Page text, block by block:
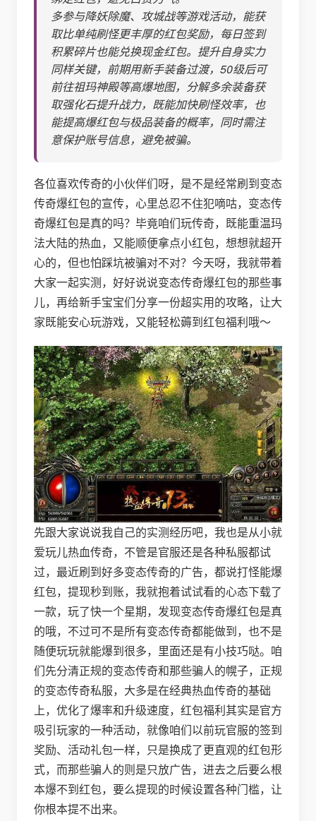
多参与降妖除魔、攻城战等游戏活动，能获
取比单纯刷怪更丰厚的红包奖励，每日签到
积累碎片也能兑换现金红包。提升自身实力
同样关键，前期用新手装备过渡，50级后可
前往祖玛神殿等高爆地图，分解多余装备获
取强化石提升战力，既能加快刷怪效率，也
能提高爆红包与极品装备的概率，同时需注
意保护账号信息，避免被骗。
各位喜欢传奇的小伙伴们呀，是不是经常刷到变态
传奇爆红包的宣传，心里总忍不住犯嘀咕，变态传
奇爆红包是真的吗？毕竟咱们玩传奇，既能重温玛
法大陆的热血，又能顺便拿点小红包，想想就超开
心的，但也怕踩坑被骗对不对？今天呀，我就带着
大家一起实测，好好说说变态传奇爆红包的那些事
儿，再给新手宝宝们分享一份超实用的攻略，让大
家既能安心玩游戏，又能轻松薅到红包福利哦～
先跟大家说说我自己的实测经历吧，我也是从小就
爱玩儿热血传奇，不管是官服还是各种私服都试
过，最近刷到好多变态传奇的广告，都说打怪能爆
红包，提现秒到账，我就抱着试试看的心态下载了
一款，玩了快一个星期，发现变态传奇爆红包是真
的哦，不过可不是所有变态传奇都能做到，也不是
随便玩玩就能爆到很多，里面还是有小技巧哒。咱
们先分清正规的变态传奇和那些骗人的幌子，正规
的变态传奇私服，大多是在经典热血传奇的基础
上，优化了爆率和升级速度，红包福利其实是官方
吸引玩家的一种活动，就像咱们以前玩官服的签到
奖励、活动礼包一样，只是换成了更直观的红包形
式，而那些骗人的则是只放广告，进去之后要么根
本爆不到红包，要么提现的时候设置各种门槛，让
你根本提不出来。